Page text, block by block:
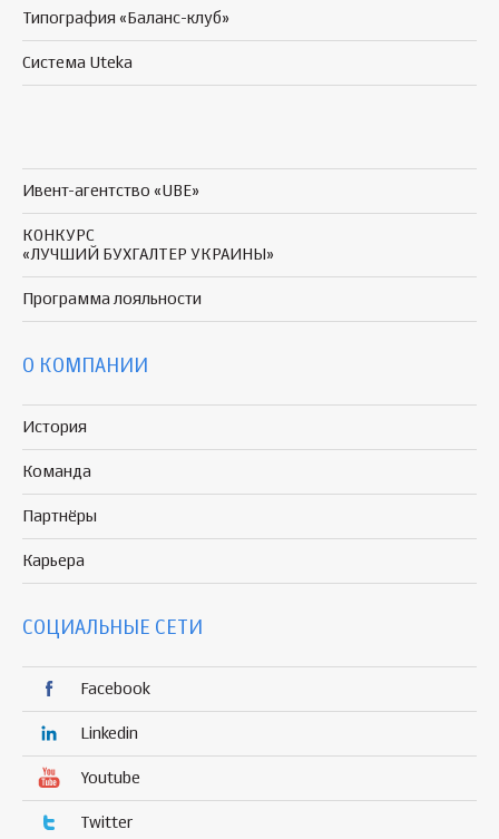
Типография «Баланс-клуб»
Система Uteka
Ивент-агентство «UBE»
КОНКУРС
«ЛУЧШИЙ БУХГАЛТЕР УКРАИНЫ»
Программа лояльности
О КОМПАНИИ
История
Команда
Партнёры
Карьера
СОЦИАЛЬНЫЕ СЕТИ
Facebook
Linkedin
Youtube
Twitter